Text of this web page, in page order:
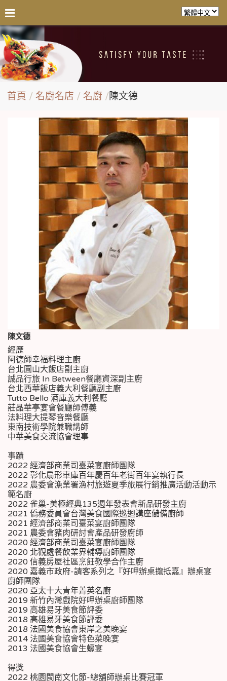
首頁 名廚名店 名廚 陳文德
陳文德
經歷
阿德師幸福料理主廚
台北圓山大飯店副主廚
誠品行旅 In Between餐廳資深副主廚
台北西華飯店義大利餐廳副主廚
Tutto Bello 酒庫義大利餐廳
莊晶華亭宴會餐廳師傅義
法料理大提琴音樂餐廳
東南技術學院兼職講師
中華美食交流協會理事
事蹟
2022 經濟部商業司臺菜宴廚師團隊
2022 彰化扇形車庫百年慶百年老街百年宴執行長
2022 農委會漁業署漁村旅遊夏季旅展行銷推廣活動活動示
範名廚
2022 雀巢-美極經典135週年發表會新品研發主廚
2021 僑務委員會台灣美食國際巡迴講座儲備廚師
2021 經濟部商業司臺菜宴廚師團隊
2021 農委會豬肉研討會產品研發廚師
2020 經濟部商業司臺菜宴廚師團隊
2020 北觀處餐飲業界輔導廚師團隊
2020 信義房屋社區烹飪教學合作主廚
2020 嘉義市政府-請客系列之『好呷辦桌攏抵嘉』辦桌宴
廚師團隊
2020 亞太十大青年菁英名廚
2019 新竹內灣戲院好呷辦桌廚師團隊
2019 高雄易牙美食節評委
2018 高雄易牙美食節評委
2018 法國美食協會東岸之美晚宴
2014 法國美食協會特色菜晚宴
2013 法國美食協會生蠔宴
得獎
2022 桃園閩南文化節-總舖師辦桌比賽冠軍